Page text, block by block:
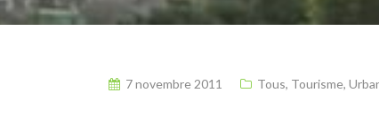
7 novembre 2011 Tous, Tourisme,